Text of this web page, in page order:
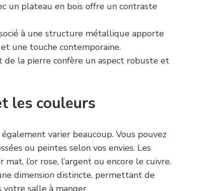
un plateau en bois offre un contraste
à une structure métallique apporte
une touche contemporaine.
de la pierre confère un aspect robuste et
les couleurs
varier beaucoup. Vous pouvez
ou peintes selon vos envies. Les
l’or rose, l’argent ou encore le cuivre.
dimension distincte, permettant de